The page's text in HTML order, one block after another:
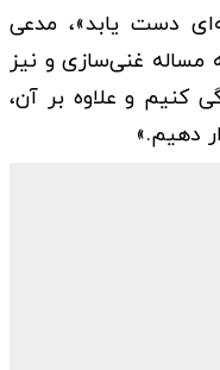
دست یابد»، مدعی
مساله غنی‌سازی و نیز
کنیم و علاوه بر آن،
دهیم.»